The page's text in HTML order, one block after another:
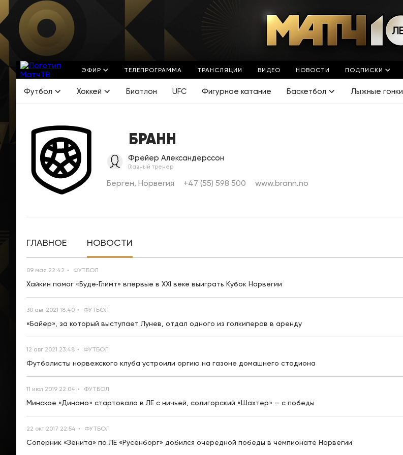
ЭФИР ТЕЛЕПРОГРАММА ТРАНСЛЯЦИИ ВИДЕО НОВОСТИ ПОДПИСКИ
Футбол Хоккей Биатлон UFC Фигурное катание Баскетбол Лыжные гонки
БРАНН
Фрейер Александерссон
Главный тренер
Берген, Норвегия +47 (55) 598 500 www.brann.no
ГЛАВНОЕ НОВОСТИ
09 мая 22:42 ФУТБОЛ
Хайкин помог «Буде‑Глимт» впервые в XXI веке выиграть Кубок Норвегии
30 авг 2021 18:40 ФУТБОЛ
«Байер», за который выступает Лунев, отдал одного из голкиперов в аренду
12 авг 2021 23:48 ФУТБОЛ
Футболисты норвежского клуба устроили оргию на газоне домашнего стадиона
11 июл 2019 22:04 ФУТБОЛ
Минское «Динамо» стартовало в ЛЕ с ничьей, солигорский «Шахтер» — с победы
22 окт 2017 22:54 ФУТБОЛ
Соперник «Зенита» по ЛЕ «Русенборг» добился очередной победы в чемпионате Норвегии